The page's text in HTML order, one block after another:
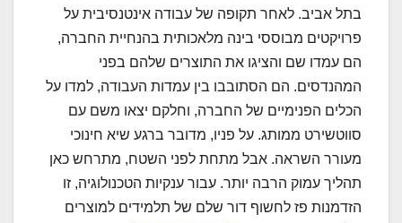
בתל אביב. לאחר תקופה של עבודה אינטנסיבית על
פרויקטים מבוססי בינה מלאכותית בהנחיית החברה,
הם עמדו שם והציגו את התוצרים שלהם בפני
המהנדסים. הם הסתובבו בין עמדות העבודה, למדו על
הכלים הפנימיים של החברה, וחלקם יצאו משם עם
סווטשירט ממותג. על פניו, מדובר ברגע שיא חינוכי
מעורר השראה. אבל מתחת לפני השטח, מתרחש כאן
תהליך עמוק הרבה יותר. עבור ענקיות הטכנולוגיה, זו
הזדמנות פז לחשוף דור שלם של תלמידים למוצרים